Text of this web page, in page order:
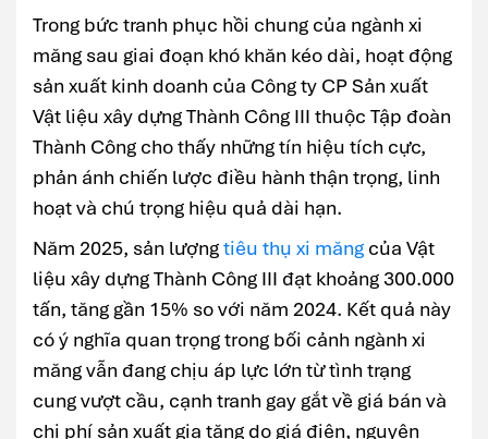
Trong bức tranh phục hồi chung của ngành xi
măng sau giai đoạn khó khăn kéo dài, hoạt động
sản xuất kinh doanh của Công ty CP Sản xuất
Vật liệu xây dựng Thành Công III thuộc Tập đoàn
Thành Công cho thấy những tín hiệu tích cực,
phản ánh chiến lược điều hành thận trọng, linh
hoạt và chú trọng hiệu quả dài hạn.
Năm 2025, sản lượngtiêu thụ xi măng của Vật
liệu xây dựng Thành Công III đạt khoảng 300.000
tấn, tăng gần 15% so với năm 2024. Kết quả này
có ý nghĩa quan trọng trong bối cảnh ngành xi
măng vẫn đang chịu áp lực lớn từ tình trạng
cung vượt cầu, cạnh tranh gay gắt về giá bán và
chi phí sản xuất gia tăng do giá điện, nguyên